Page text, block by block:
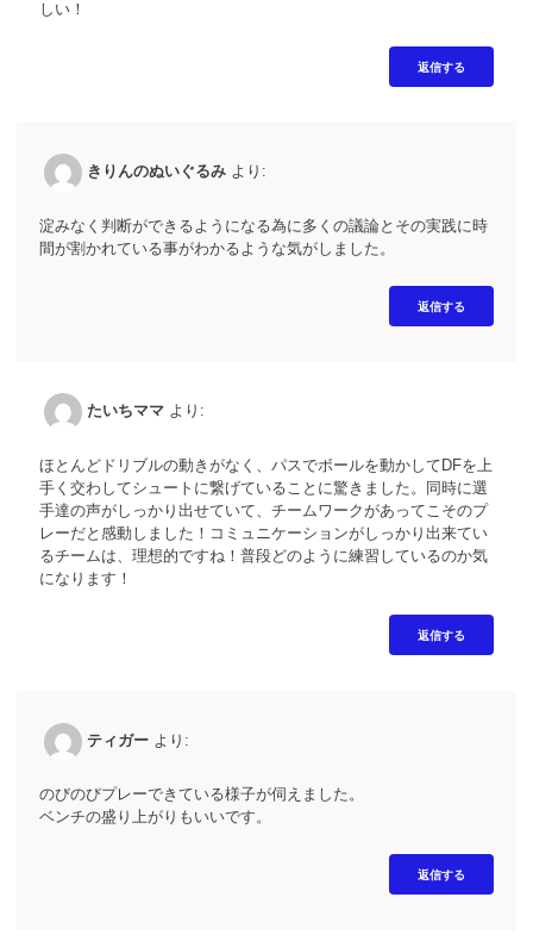
しい！
返信する
きりんのぬいぐるみ より:
淀みなく判断ができるようになる為に多くの議論とその実践に時
間が割かれている事がわかるような気がしました。
返信する
たいちママ より:
ほとんどドリブルの動きがなく、パスでボールを動かしてDFを上
手く交わしてシュートに繋げていることに驚きました。同時に選
手達の声がしっかり出せていて、チームワークがあってこそのプ
レーだと感動しました！コミュニケーションがしっかり出来てい
るチームは、理想的ですね！普段どのように練習しているのか気
になります！
返信する
ティガー より:
のびのびプレーできている様子が伺えました。
ベンチの盛り上がりもいいです。
返信する